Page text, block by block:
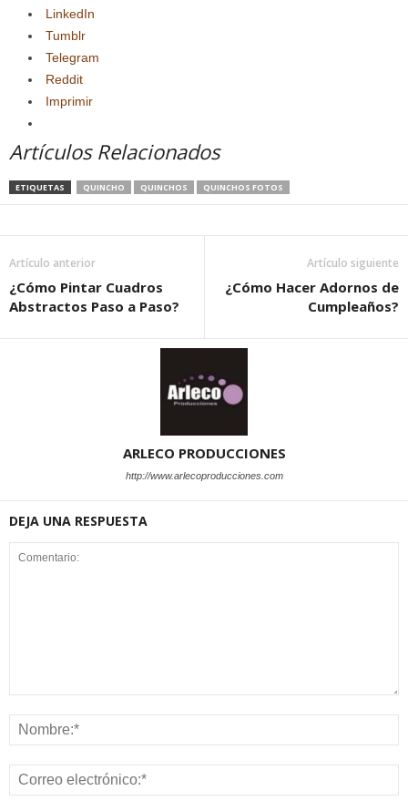
LinkedIn
Tumblr
Telegram
Reddit
Imprimir
Artículos Relacionados
ETIQUETAS QUINCHO QUINCHOS QUINCHOS FOTOS
Artículo anterior
¿Cómo Pintar Cuadros
Abstractos Paso a Paso?
Artículo siguiente
¿Cómo Hacer Adornos de
Cumpleaños?
ARLECO PRODUCCIONES
http://www.arlecoproducciones.com
DEJA UNA RESPUESTA